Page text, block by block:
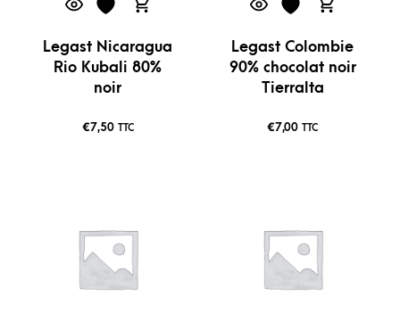
Legast Nicaragua
Rio Kubali 80%
noir
€7,50 TTC
Legast Colombie
90% chocolat noir
Tierralta
€7,00 TTC